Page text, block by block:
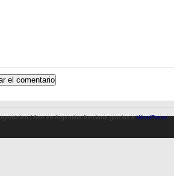
/ Arte en Argentina funciona gracias aWordPress